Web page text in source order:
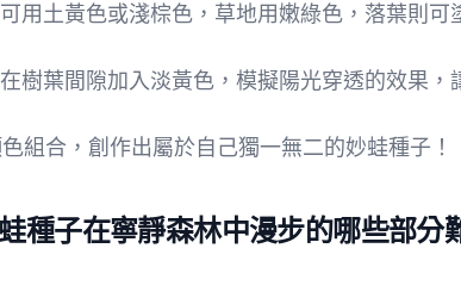
用土黃色或淺棕色，草地用嫩綠色，落葉則可
樹葉間隙加入淡黃色，模擬陽光穿透的效果，
組合，創作出屬於自己獨一無二的妙蛙種子！
種子在寧靜森林中漫步的哪些部分